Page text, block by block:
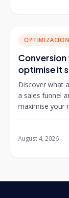
Conversion
optimise it
Discover what
a sales funnel
maximise your
August 4, 2026